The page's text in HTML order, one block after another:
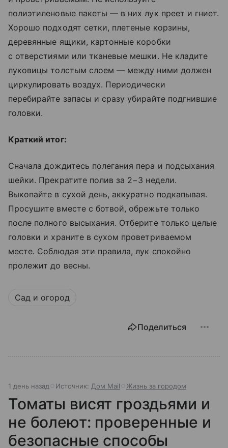
полиэтиленовые пакеты — в них лук преет и гниет.
Хорошо подходят сетки, плетеные корзины,
деревянные ящики, картонные коробки
с отверстиями или тканевые мешки. Не кладите
луковицы толстым слоем — между ними должен
циркулировать воздух. Периодически
перебирайте запасы и сразу убирайте подгнившие
головки.
Краткий итог:
Сначала дождитесь полегания пера и подсыхания
шейки. Прекратите полив за 2−3 недели.
Выкопайте в сухой день, аккуратно подкапывая.
Просушите вместе с ботвой, обрежьте только
после полного высыхания. Отберите только целые
головки и храните в сухом проветриваемом
месте. Соблюдая эти правила, лук спокойно
пролежит до весны.
Сад и огород
Поделиться
1 день назад Источник: Дом Mail Жизнь за городом
Томаты висят гроздьями и
не болеют: проверенные и
безопасные способы